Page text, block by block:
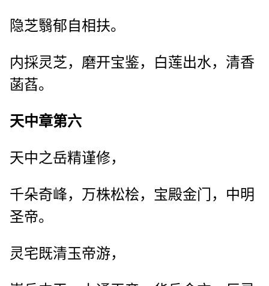
隐芝翳郁自相扶。
内採灵芝，磨开宝鉴，白莲出水，清香
菡萏。
天中章第六
天中之岳精谨修，
千朵奇峰，万株松桧，宝殿金门，中明
圣帝。
灵宅既清玉帝游，